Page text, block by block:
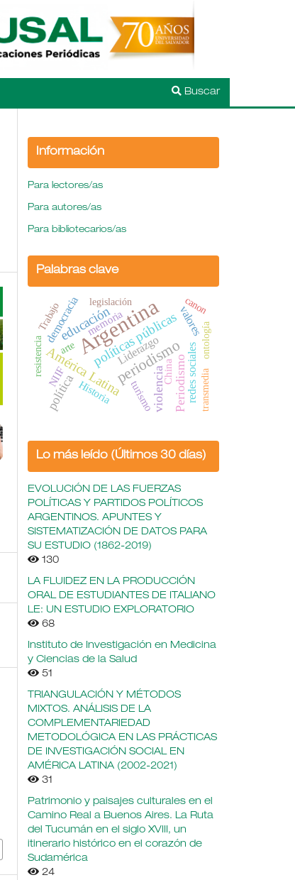
Buscar
Información
Para lectores/as
Para autores/as
Para bibliotecarios/as
Palabras clave
Argentina
periodismo
educaciónpolíticas públicas
América Latina Periodismo
política violencia
Liderazgo redes sociales
valores
democracia
China
Historia
memoria
turismo
NIIF
canon
resistencia
Trabajo
ontología
legislación
transmedia
arte
Lo más leído (Últimos 30 días)
EVOLUCIÓN DE LAS FUERZAS
POLÍTICAS Y PARTIDOS POLÍTICOS
ARGENTINOS. APUNTES Y
SISTEMATIZACIÓN DE DATOS PARA
SU ESTUDIO (1862-2019)
130
LA FLUIDEZ EN LA PRODUCCIÓN
ORAL DE ESTUDIANTES DE ITALIANO
LE: UN ESTUDIO EXPLORATORIO
68
Instituto de Investigación en Medicina
y Ciencias de la Salud
51
TRIANGULACIÓN Y MÉTODOS
MIXTOS. ANÁLISIS DE LA
COMPLEMENTARIEDAD
METODOLÓGICA EN LAS PRÁCTICAS
DE INVESTIGACIÓN SOCIAL EN
AMÉRICA LATINA (2002-2021)
31
Patrimonio y paisajes culturales en el
Camino Real a Buenos Aires. La Ruta
del Tucumán en el siglo XVIII, un
itinerario histórico en el corazón de
Sudamérica
24